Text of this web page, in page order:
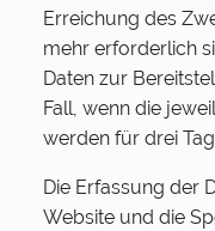
Erreichung des
mehr erforderlich
Daten zur
Fall, wenn die
werden für drei
Die Erfassung der
Website und die